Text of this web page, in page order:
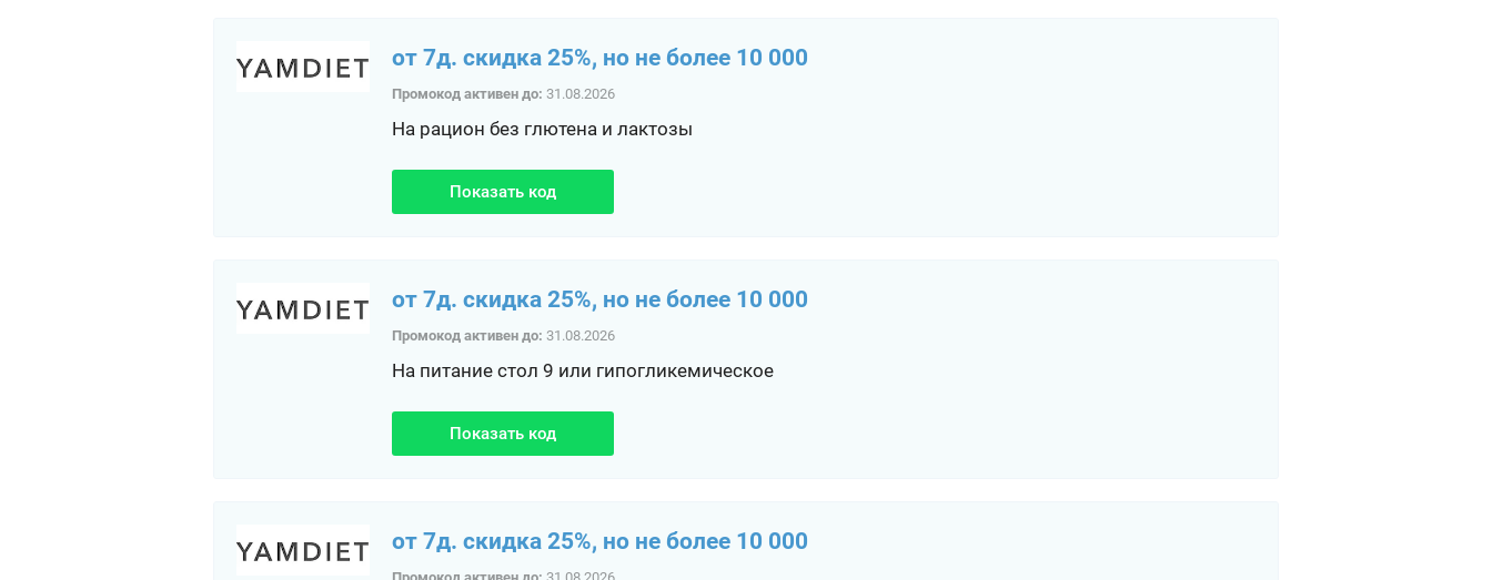
от 7д. скидка 25%, но не более 10 000
Промокод активен до: 31.08.2026
На рацион без глютена и лактозы
Показать код
от 7д. скидка 25%, но не более 10 000
Промокод активен до: 31.08.2026
На питание стол 9 или гипогликемическое
Показать код
от 7д. скидка 25%, но не более 10 000